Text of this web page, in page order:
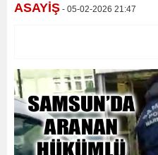
ASAYİŞ - 05-02-2026 21:47